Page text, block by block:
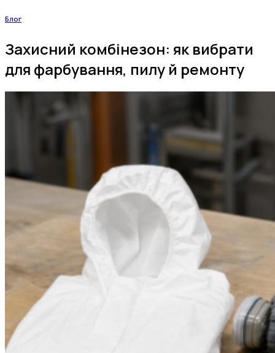
Блог
Захисний комбінезон: як вибрати
для фарбування, пилу й ремонту